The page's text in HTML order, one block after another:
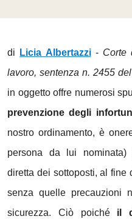
di Licia Albertazzi- Corte
lavoro, sentenza n. 2455
in oggetto offre numerosi
prevenzione degli
nostro ordinamento, è
persona da lui nominata)
diretta dei sottoposti, al fine
senza quelle precauzioni
sicurezza. Ciò poichéil